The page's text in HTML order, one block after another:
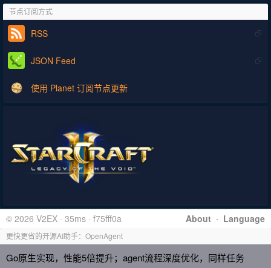
节点订阅方式
RSS
JSON Feed
使用 Planet 订阅节点更新
About · Language
© 2026 V2EX · 35ms · f75fff0a
更快更省的开源AI助手：OpenAgent
Go原生实现，性能5倍提升；agent流程深度优化，同样任务